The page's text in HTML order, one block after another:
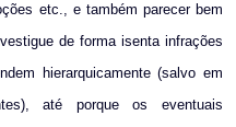
etc., e também parecer bem
de forma isenta infrações
hierarquicamente (salvo em
até porque os eventuais